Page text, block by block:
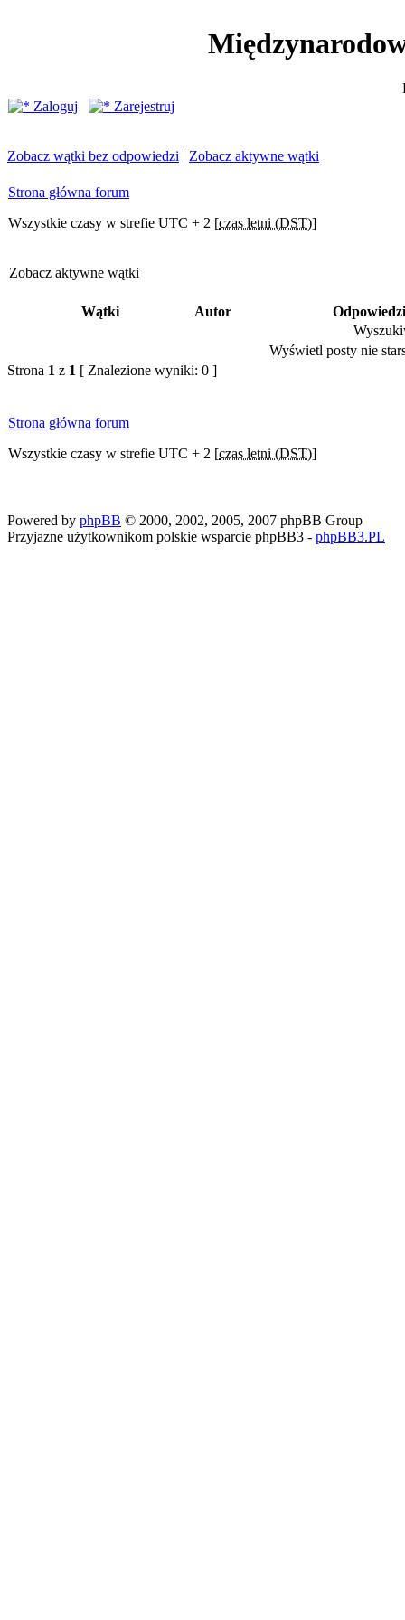
Zaloguj
Zarejestruj
Zobacz wątki bez odpowiedzi | Zobacz aktywne wątki
Strona główna forum
Wszystkie czasy w strefie UTC + 2 [czas letni (DST)]
Zobacz aktywne wątki
Wątki Autor
Wyświetl posty nie
Strona 1 z 1 [ Znalezione wyniki: 0 ]
Strona główna forum
Wszystkie czasy w strefie UTC + 2 [czas letni (DST)]
Powered by phpBB © 2000, 2002, 2005, 2007 phpBB Group
Przyjazne użytkownikom polskie wsparcie phpBB3 - phpBB3.PL